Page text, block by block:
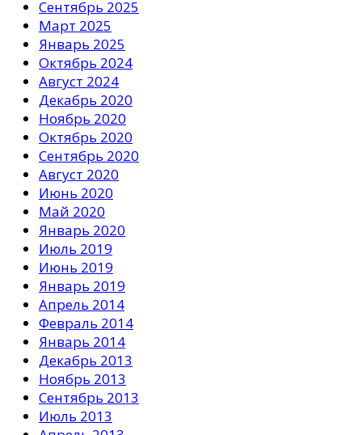
Сентябрь 2025
Март 2025
Январь 2025
Октябрь 2024
Август 2024
Декабрь 2020
Ноябрь 2020
Октябрь 2020
Сентябрь 2020
Август 2020
Июнь 2020
Май 2020
Январь 2020
Июль 2019
Июнь 2019
Январь 2019
Апрель 2014
Февраль 2014
Январь 2014
Декабрь 2013
Ноябрь 2013
Сентябрь 2013
Июль 2013